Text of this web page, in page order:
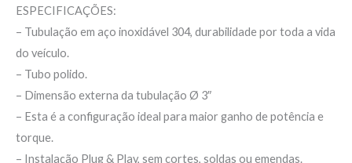
ESPECIFICAÇÕES:
– Tubulação em aço inoxidável 304, durabilidade por toda a vida
do veículo.
– Tubo polido.
– Dimensão externa da tubulação Ø 3″
– Esta é a configuração ideal para maior ganho de potência e
torque.
– Instalação Plug & Play, sem cortes, soldas ou emendas.